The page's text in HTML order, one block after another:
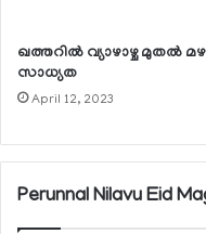
ഖത്തറില്‍ വ്യാഴാഴ്ച മുതല്‍
സാധ്യത
April 12, 2023
Perunnal Nilavu Eid